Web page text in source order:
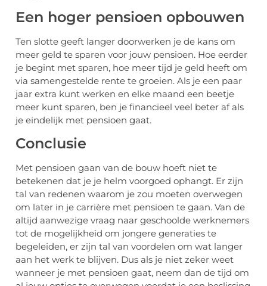
Een hoger pensioen opbouwen
Ten slotte geeft langer doorwerken je de kans om
meer geld te sparen voor jouw pensioen. Hoe eerder
je begint met sparen, hoe meer tijd je geld heeft om
via samengestelde rente te groeien. Als je een paar
jaar extra kunt werken en elke maand een beetje
meer kunt sparen, ben je financieel veel beter af als
je eindelijk met pensioen gaat.
Conclusie
Met pensioen gaan van de bouw hoeft niet te
betekenen dat je je helm voorgoed ophangt. Er zijn
tal van redenen waarom je zou moeten overwegen
om later in je carrière met pensioen te gaan. Van de
altijd aanwezige vraag naar geschoolde werknemers
tot de mogelijkheid om jongere generaties te
begeleiden, er zijn tal van voordelen om wat langer
aan het werk te blijven. Dus als je niet zeker weet
wanneer je met pensioen gaat, neem dan de tijd om